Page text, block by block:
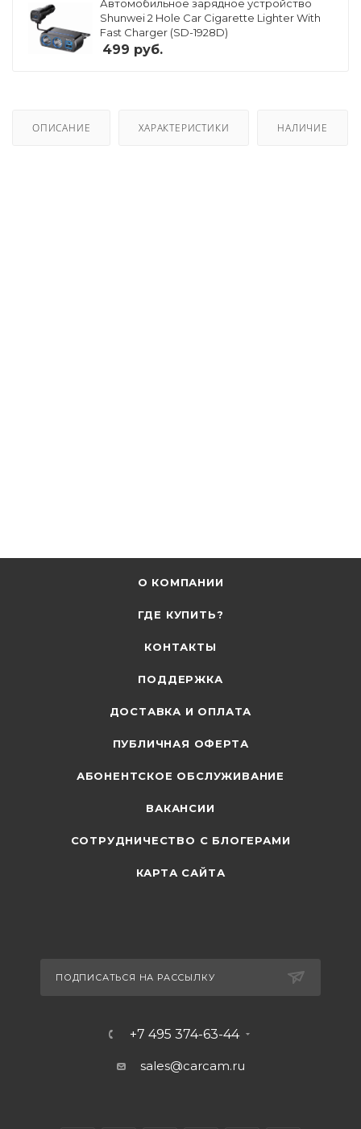
Автомобильное зарядное устройство
Shunwei 2 Hole Car Cigarette Lighter With
Fast Charger (SD-1928D)
499 руб.
ОПИСАНИЕ ХАРАКТЕРИСТИКИ НАЛИЧИЕ
О КОМПАНИИ
ГДЕ КУПИТЬ?
КОНТАКТЫ
ПОДДЕРЖКА
ДОСТАВКА И ОПЛАТА
ПУБЛИЧНАЯ ОФЕРТА
АБОНЕНТСКОЕ ОБСЛУЖИВАНИЕ
ВАКАНСИИ
СОТРУДНИЧЕСТВО С БЛОГЕРАМИ
КАРТА САЙТА
ПОДПИСАТЬСЯ НА РАССЫЛКУ
+7 495 374-63-44
sales@carcam.ru